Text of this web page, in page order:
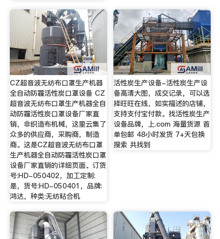
CZ超音波无纺布口罩生产机器
全自动防霾活性炭口罩设备 CZ
超音波无纺布口罩生产机器全自
动防霾活性炭口罩设备厂家直
销，非织造布机械，这里云集了
众多的供应商，采购商，制造
商。这是CZ超音波无纺布口罩
生产机器全自动防霾活性炭口罩
设备厂家直销的详细页面。订货
号:HD-050402，加工定制:
是，货号:HD-050401，品牌:
鸿达，种类:无纺粘合机
活性炭生产设备-活性炭生产设
备高清大图，成交记录，可以选
择旺旺在线，如实描述的店铺，
支持支付宝付款。找活性炭生产
设备品牌，上.com 海量货源 首
单包邮 48小时发货 7+天包换
搜索 共找到